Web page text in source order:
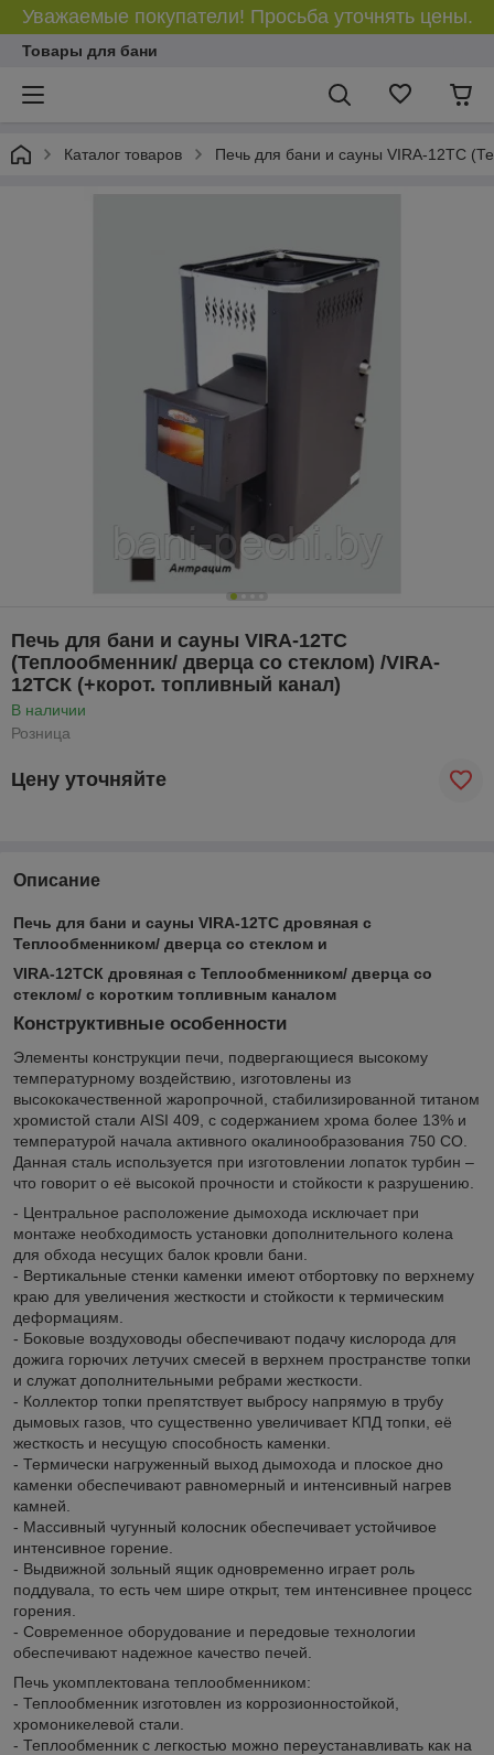
Уважаемые покупатели! Просьба уточнять цены.
Товары для бани
Каталог товаров Печь для бани и сауны VIRA-12ТС
Печь для бани и сауны VIRA-12ТС
(Теплообменник/ дверца со стеклом) /VIRA-
12ТСК (+корот. топливный канал)
В наличии
Розница
Цену уточняйте
Описание
Печь для бани и сауны VIRA-12ТС дровяная с
Теплообменником/ дверца со стеклом и
VIRA-12ТСК дровяная с Теплообменником/ дверца со
стеклом/ с коротким топливным каналом
Конструктивные особенности
Элементы конструкции печи, подвергающиеся высокому
температурному воздействию, изготовлены из
высококачественной жаропрочной, стабилизированной титаном
хромистой стали AISI 409, с содержанием хрома более 13% и
температурой начала активного окалинообразования 750 СО.
Данная сталь используется при изготовлении лопаток турбин –
что говорит о её высокой прочности и стойкости к разрушению.
- Центральное расположение дымохода исключает при
монтаже необходимость установки дополнительного колена
для обхода несущих балок кровли бани.
- Вертикальные стенки каменки имеют отбортовку по верхнему
краю для увеличения жесткости и стойкости к термическим
деформациям.
- Боковые воздуховоды обеспечивают подачу кислорода для
дожига горючих летучих смесей в верхнем пространстве топки
и служат дополнительными ребрами жесткости.
- Коллектор топки препятствует выбросу напрямую в трубу
дымовых газов, что существенно увеличивает КПД топки, её
жесткость и несущую способность каменки.
- Термически нагруженный выход дымохода и плоское дно
каменки обеспечивают равномерный и интенсивный нагрев
камней.
- Массивный чугунный колосник обеспечивает устойчивое
интенсивное горение.
- Выдвижной зольный ящик одновременно играет роль
поддувала, то есть чем шире открыт, тем интенсивнее процесс
горения.
- Современное оборудование и передовые технологии
обеспечивают надежное качество печей.
Печь укомплектована теплообменником:
- Теплообменник изготовлен из коррозионностойкой,
хромоникелевой стали.
- Теплообменник с легкостью можно переустанавливать как на